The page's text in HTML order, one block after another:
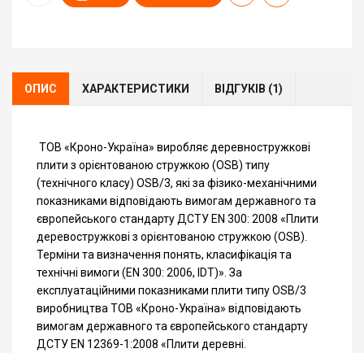
ОПИС ХАРАКТЕРИСТИКИ ВІДГУКІВ (1)
ТОВ «Кроно-Україна» виробляє деревностружкові
плити з орієнтованою стружкою (OSB) типу
(технічного класу) OSB/3, які за фізико-механічними
показниками відповідають вимогам державного та
європейського стандарту ДСТУ EN 300: 2008 «Плити
деревостружкові з орієнтованою стружкою (OSB).
Терміни та визначення понять, класифікація та
технічні вимоги (EN 300: 2006, IDT)». За
експлуатаційними показниками плити типу OSB/3
виробництва ТОВ «Кроно-Україна» відповідають
вимогам державного та європейського стандарту
ДСТУ EN 12369-1:2008 «Плити деревні.